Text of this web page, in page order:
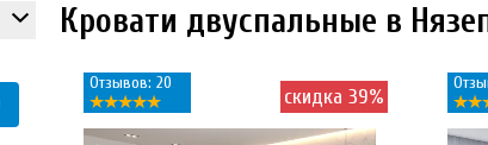
Кровати двуспальные в
Отзывов: 20
скидка 39%